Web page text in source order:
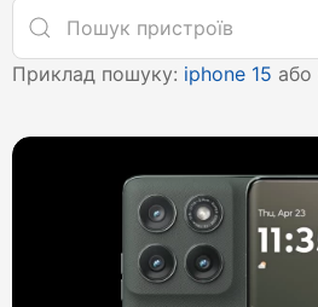
Приклад пошуку: iphone 15 або